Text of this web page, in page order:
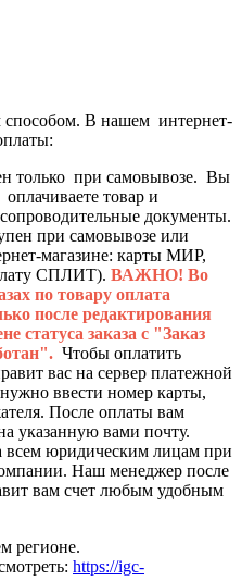
В нашем интернет-
только при самовывозе. Вы
товар и
документы.
при самовывозе или
магазине: карты МИР,
СПЛИТ). ВАЖНО! Во
по товару оплата
после редактирования
статуса заказа с "Заказ
Чтобы оплатить
вас на сервер платежной
ввести номер карты,
После оплаты вам
указанную вами почту.
всем юридическим лицам при
Наш менеджер после
вам счет любым удобным
регионе.
https://igc-